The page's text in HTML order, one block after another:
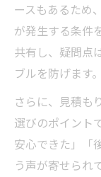
ースもあるため
が発生する条件
共有し、疑問点
ブルを防げます。
さらに、見積も
選びのポイント
安心できた」「
う声が寄せられ